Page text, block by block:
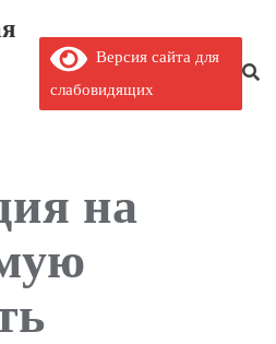
Версия сайта для
слабовидящих
на